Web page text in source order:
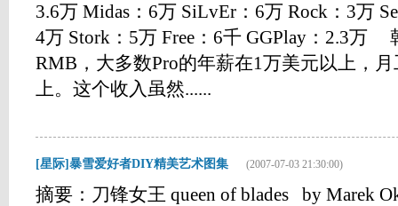
3.6万 Midas：6万 SiLvEr：6万 Rock：3万
4万 Stork：5万 Free：6千 GGPlay：2.3万
RMB，大多数Pro的年薪在1万美元以上，
上。这个收入虽然......
[星际]暴雪爱好者DIY精美艺术图集 (2007-07-03 21:30:00)
摘要：刀锋女王 queen of blades by Marek